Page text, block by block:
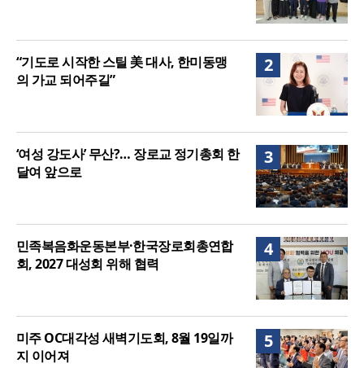
2
“기도로 시작한 스틸 美 대사, 한미동맹
의 가교 되어주길”
3
‘여성 강도사’ 무산?… 장로교 정기총회 한
달여 앞으로
4
민족복음화운동본부·한국장로회총연합
회, 2027 대성회 위해 협력
5
미주 OC대각성 새벽기도회, 8월 19일까
지 이어져